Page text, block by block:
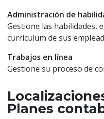
Administración de
Gestione las habilidades,
currículum de sus
Trabajos en línea
Gestione su proceso de
Planes